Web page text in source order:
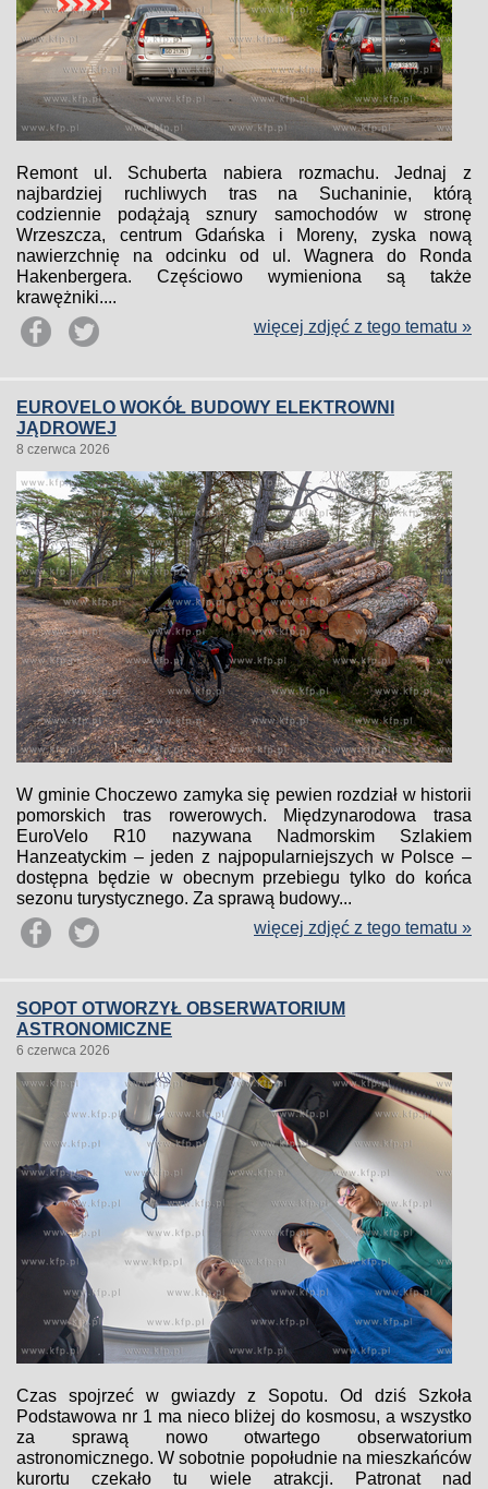
Remont ul. Schuberta nabiera rozmachu. Jednaj z
najbardziej ruchliwych tras na Suchaninie, którą
codziennie podążają sznury samochodów w stronę
Wrzeszcza, centrum Gdańska i Moreny, zyska nową
nawierzchnię na odcinku od ul. Wagnera do Ronda
Hakenbergera. Częściowo wymieniona są także
krawężniki....
więcej zdjęć z tego tematu »
EUROVELO WOKÓŁ BUDOWY ELEKTROWNI
JĄDROWEJ
8 czerwca 2026
W gminie Choczewo zamyka się pewien rozdział w historii
pomorskich tras rowerowych. Międzynarodowa trasa
EuroVelo R10 nazywana Nadmorskim Szlakiem
Hanzeatyckim – jeden z najpopularniejszych w Polsce –
dostępna będzie w obecnym przebiegu tylko do końca
sezonu turystycznego. Za sprawą budowy...
więcej zdjęć z tego tematu »
SOPOT OTWORZYŁ OBSERWATORIUM
ASTRONOMICZNE
6 czerwca 2026
Czas spojrzeć w gwiazdy z Sopotu. Od dziś Szkoła
Podstawowa nr 1 ma nieco bliżej do kosmosu, a wszystko
za sprawą nowo otwartego obserwatorium
astronomicznego. W sobotnie popołudnie na mieszkańców
kurortu czekało tu wiele atrakcji. Patronat nad